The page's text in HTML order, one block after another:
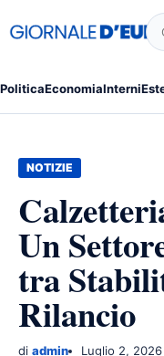
PoliticaEconomiaInterni
NOTIZIE
Un
tra
Rilancio
di admin Luglio 2, 2026